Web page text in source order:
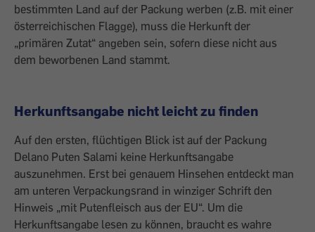
bestimmten Land auf der Packung werben (z.B. mit einer
österreichischen Flagge), muss die Herkunft der
„primären Zutat“ angeben sein, sofern diese nicht aus
dem beworbenen Land stammt.
Herkunftsangabe nicht leicht zu finden
Auf den ersten, flüchtigen Blick ist auf der Packung
Delano Puten Salami keine Herkunftsangabe
auszunehmen. Erst bei genauem Hinsehen entdeckt man
am unteren Verpackungsrand in winziger Schrift den
Hinweis „mit Putenfleisch aus der EU“. Um die
Herkunftsangabe lesen zu können, braucht es wahre